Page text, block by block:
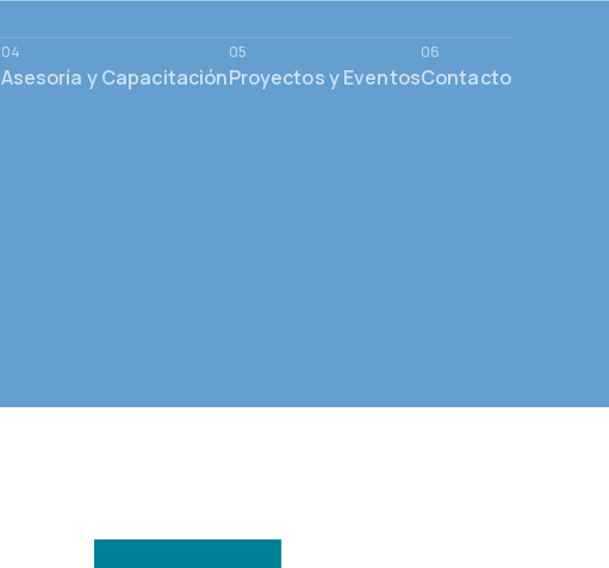
Asesoría y CapacitaciónProyectos y EventosContacto